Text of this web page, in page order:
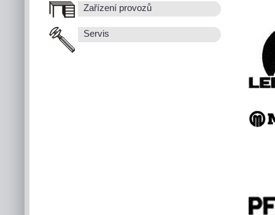
Zařízení provozů
Servis